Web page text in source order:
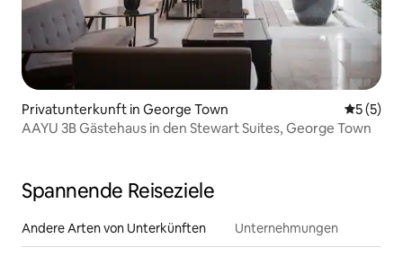
Privatunterkunft in George Town
5 (5)
AAYU 3B Gästehaus in den Stewart Suites, George Town
Spannende Reiseziele
Andere Arten von Unterkünften Unternehmungen